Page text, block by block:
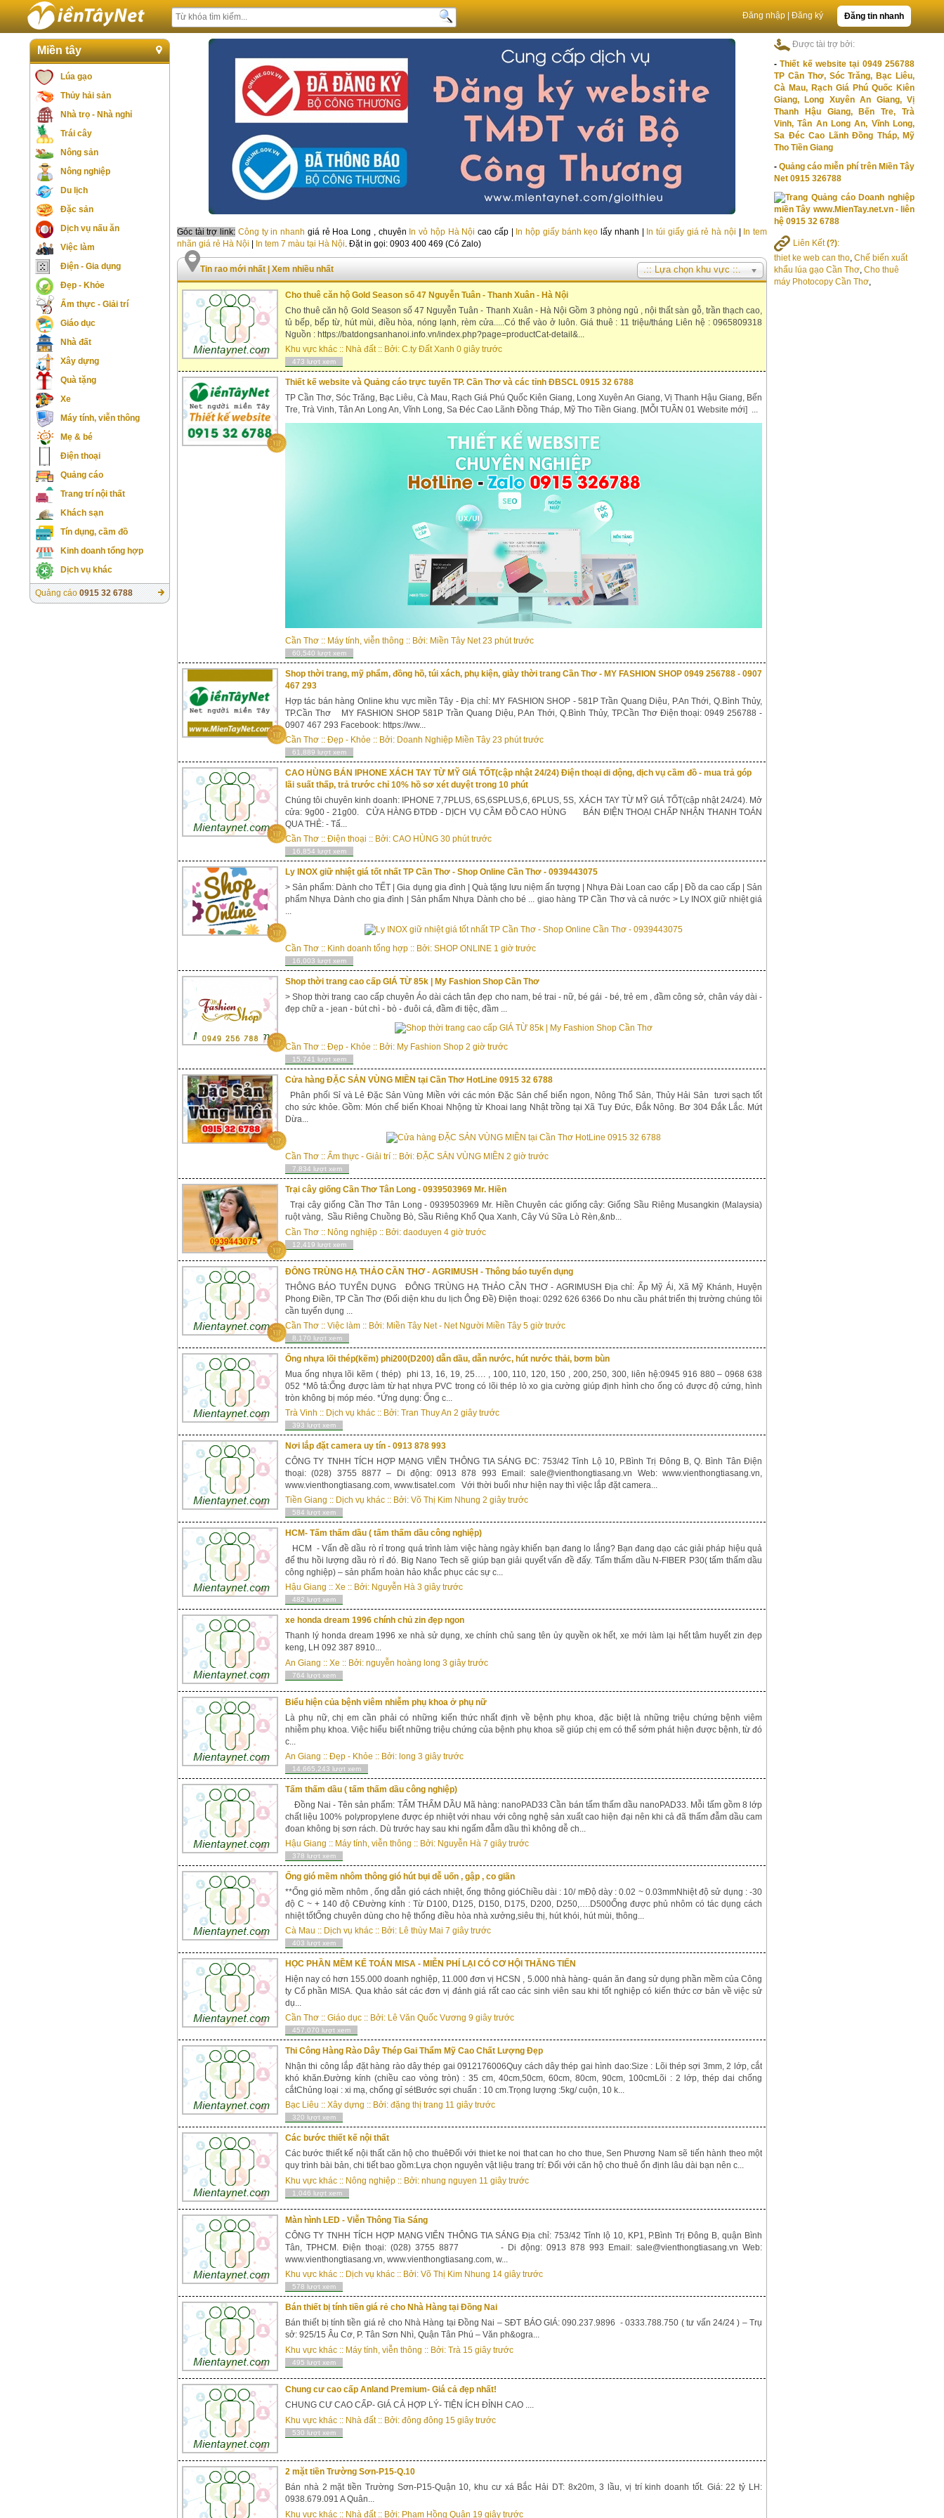
Đăng tin nhanh
Đăng nhập Đăng ký
Miền tây
Lúa gạo
Thủy hải sản
Nhà trọ - Nhà nghỉ
Trái cây
Nông sản
Nông nghiệp
Du lịch
Đặc sản
Dịch vụ nấu ăn
Việc làm
Điện - Gia dụng
Đẹp - Khỏe
Ẩm thực - Giải trí
Giáo dục
Nhà đất
Xây dựng
Quà tặng
Xe
Máy tính, viễn thông
Mẹ & bé
Điện thoại
Quảng cáo
Trang trí nội thất
Khách sạn
Tín dụng, cầm đồ
Kinh doanh tổng hợp
Dịch vụ khác
Quảng cáo 0915 32 6788
Được tài trợ bởi:
-Thiết kế website tại 0949 256788
TP Cần Thơ, Sóc Trăng, Bạc Liêu,
Cà Mau, Rạch Giá Phú Quốc Kiên
Giang, Long Xuyên An Giang, Vị
Thanh Hậu Giang, Bến Tre, Trà
Vinh, Tân An Long An, Vĩnh Long,
Sa Đéc Cao Lãnh Đồng Tháp, Mỹ
Tho Tiền Giang
-Quảng cáo miễn phí trên Miền Tây
Net 0915 326788
Liên Kết(?):
thiet ke web can tho, Chế biến xuất
khẩu lúa gạo Cần Thơ, Cho thuê
máy Photocopy Cần Thơ,
Góc tài trợ link: Công ty in nhanh giá rẻ Hoa Long , chuyên In vỏ hộp Hà Nội cao cấp | In hộp giấy bánh kẹo lấy nhanh | In túi giấy giá rẻ hà nội
In tem
nhãn giá rẻ Hà Nội
In tem 7 màu tại Hà Nội. Đặt in gọi: 0903 400 469 (Có Zalo)
Tin rao mới nhất Xem nhiều nhất .:: Lựa chọn khu vực ::.
Cho thuê căn hộ Gold Season số 47 Nguyễn Tuân - Thanh Xuân - Hà Nội
Cho thuê căn hộ Gold Season số 47 Nguyễn Tuân - Thanh Xuân - Hà Nội Gồm 3 phòng ngủ , nội thất sàn gỗ, trần thạch cao,
tủ bếp, bếp từ, hút mùi, điều hòa, nóng lạnh, rèm cửa.....Có thể vào ở luôn. Giá thuê : 11 triệu/tháng Liên hệ : 0965809318
Nguồn : https://batdongsanhanoi.info.vn/index.php?page=productCat-detail&...
Khu vực khác :: Nhà đất:: Bởi: C.ty Đất Xanh 0 giây trước
473 lượt xem
Thiết kế website và Quảng cáo trực tuyến TP. Cần Thơ và các tỉnh ĐBSCL 0915 32 6788
TP Cần Thơ, Sóc Trăng, Bạc Liêu, Cà Mau, Rạch Giá Phú Quốc Kiên Giang, Long Xuyên An Giang, Vị Thanh Hậu Giang, Bến
Tre, Trà Vinh, Tân An Long An, Vĩnh Long, Sa Đéc Cao Lãnh Đồng Tháp, Mỹ Tho Tiền Giang. [MỖI TUẦN 01 Website mới] ...
Cần Thơ :: Máy tính, viễn thông :: Bởi: Miền Tây Net 23 phút trước
60,540 lượt xem
Shop thời trang, mỹ phẩm, đồng hồ, túi xách, phụ kiện, giày thời trang Cần Thơ - MY FASHION SHOP 0949 256788 - 0907
467 293
Hợp tác bán hàng Online khu vực miền Tây - Địa chỉ: MY FASHION SHOP - 581P Trần Quang Diệu, P.An Thới, Q.Bình Thủy,
TP.Cần Thơ MY FASHION SHOP 581P Trần Quang Diệu, P.An Thới, Q.Bình Thủy, TP.Cần Thơ Điện thoại: 0949 256788 -
0907 467 293 Facebook: https://ww...
Cần Thơ :: Đẹp - Khỏe :: Bởi: Doanh Nghiệp Miền Tây 23 phút trước
61,889 lượt xem
CAO HÙNG BÁN IPHONE XÁCH TAY TỪ MỸ GIÁ TỐT(cập nhật 24/24) Điện thoại di dộng, dịch vụ cầm đồ - mua trả góp
lãi suất thấp, trả trước chỉ 10% hồ sơ xét duyệt trong 10 phút
Chúng tôi chuyên kinh doanh: IPHONE 7,7PLUS, 6S,6SPLUS,6, 6PLUS, 5S, XÁCH TAY TỪ MỸ GIÁ TỐT(cập nhật 24/24). Mở
cửa: 9g00 - 21g00. CỬA HÀNG ĐTDĐ - DỊCH VỤ CẦM ĐỒ CAO HÙNG BÁN ĐIỆN THOẠI CHẤP NHẬN THANH TOÁN
QUA THẺ: - Tấ...
Cần Thơ :: Điện thoại :: Bởi: CAO HÙNG 30 phút trước
16,854 lượt xem
Ly INOX giữ nhiệt giá tốt nhất TP Cần Thơ - Shop Online Cần Thơ - 0939443075
> Sản phẩm: Dành cho TẾT | Gia dụng gia đình | Quà tặng lưu niệm ấn tượng | Nhựa Đài Loan cao cấp | Đồ da cao cấp | Sản
phẩm Nhựa Dành cho gia đình | Sản phẩm Nhựa Dành cho bé ... giao hàng TP Cần Thơ và cả nước > Ly INOX giữ nhiệt giá
...
Cần Thơ :: Kinh doanh tổng hợp :: Bởi: SHOP ONLINE 1 giờ trước
16,003 lượt xem
Shop thời trang cao cấp GIÁ TỪ 85k | My Fashion Shop Cần Thơ
> Shop thời trang cao cấp chuyên Áo dài cách tân đẹp cho nam, bé trai - nữ, bé gái - bé, trẻ em , đầm công sở, chân váy dài -
đẹp chữ a - jean - bút chì - bò - đuôi cá, đầm đi tiệc, đầm ...
Cần Thơ :: Đẹp - Khỏe :: Bởi: My Fashion Shop 2 giờ trước
15,741 lượt xem
Cửa hàng ĐẶC SẢN VÙNG MIỀN tại Cần Thơ HotLine 0915 32 6788
Phân phối Sỉ và Lẻ Đặc Sản Vùng Miền với các món Đặc Sản chế biến ngon, Nông Thổ Sản, Thủy Hải Sản tươi sạch tốt
cho sức khỏe. Gồm: Món chế biến Khoai Nhộng từ Khoai lang Nhật trồng tại Xã Tuy Đức, Đắk Nông. Bơ 304 Đắk Lắc. Mứt
Dừa...
Cần Thơ :: Ẩm thực - Giải trí :: Bởi: ĐẶC SẲN VÙNG MIỀN 2 giờ trước
7,834 lượt xem
Trại cây giống Cần Thơ Tân Long - 0939503969 Mr. Hiền
Trại cây giống Cần Thơ Tân Long - 0939503969 Mr. Hiền Chuyên các giống cây: Giống Sầu Riêng Musangkin (Malaysia)
ruột vàng, Sầu Riêng Chuồng Bò, Sầu Riêng Khổ Qua Xanh, Cây Vú Sữa Lò Rèn,&nb...
Cần Thơ :: Nông nghiệp :: Bởi: daoduyen 4 giờ trước
12,419 lượt xem
ĐÔNG TRÙNG HẠ THẢO CẦN THƠ - AGRIMUSH - Thông báo tuyển dụng
THÔNG BÁO TUYỂN DỤNG ĐÔNG TRÙNG HẠ THẢO CẦN THƠ - AGRIMUSH Địa chỉ: Ấp Mỹ Ái, Xã Mỹ Khánh, Huyện
Phong Điền, TP Cần Thơ (Đối diện khu du lịch Ông Đề) Điện thoại: 0292 626 6366 Do nhu cầu phát triển thị trường chúng tôi
cần tuyển dụng ...
Cần Thơ :: Việc làm :: Bởi: Miền Tây Net - Net Người Miền Tây 5 giờ trước
8,170 lượt xem
Ống nhựa lõi thép(kẽm) phi200(D200) dẫn dầu, dẫn nước, hút nước thải, bơm bùn
Mua ống nhựa lõi kẽm ( thép) phi 13, 16, 19, 25…. , 100, 110, 120, 150 , 200, 250, 300, liên hệ:0945 916 880 – 0968 638
052 *Mô tả:Ống được làm từ hạt nhựa PVC trong có lõi thép lò xo gia cường giúp định hình cho ống có được độ cứng, hình
tròn không bị móp méo. *Ứng dụng: Ống c...
Trà Vinh :: Dịch vụ khác :: Bởi: Tran Thuy An 2 giây trước
393 lượt xem
Nơi lắp đặt camera uy tín - 0913 878 993
CÔNG TY TNHH TÍCH HỢP MẠNG VIỄN THÔNG TIA SÁNG ĐC: 753/42 Tỉnh Lộ 10, P.Bình Trị Đông B, Q. Bình Tân Điện
thoại: (028) 3755 8877 – Di động: 0913 878 993 Email: sale@vienthongtiasang.vn Web: www.vienthongtiasang.vn,
www.vienthongtiasang.com, www.tisatel.com Với thời buổi như hiện nay thì việc lắp đặt camera...
Tiền Giang :: Dịch vụ khác :: Bởi: Võ Thị Kim Nhung 2 giây trước
584 lượt xem
HCM- Tấm thấm dầu ( tấm thấm dầu công nghiệp)
HCM - Vấn đề dầu rò rỉ trong quá trình làm việc hàng ngày khiến bạn đang lo lắng? Bạn đang dạo các giải pháp hiệu quả
để thu hồi lượng dầu rò rỉ đó. Big Nano Tech sẽ giúp bạn giải quyết vấn đề đấy. Tấm thấm dầu N-FIBER P30( tấm thấm dầu
công nghiệp) – sản phẩm hoàn hảo khắc phục các sự c...
Hậu Giang :: Xe :: Bởi: Nguyễn Hà 3 giây trước
482 lượt xem
xe honda dream 1996 chính chủ zin đẹp ngon
Thanh lý honda dream 1996 xe nhà sử dụng, xe chính chủ sang tên ủy quyền ok hết, xe mới làm lại hết tâm huyết zin đẹp
keng, LH 092 387 8910...
An Giang :: Xe :: Bởi: nguyễn hoàng long 3 giây trước
764 lượt xem
Biểu hiện của bệnh viêm nhiễm phụ khoa ở phụ nữ
Là phụ nữ, chị em cần phải có những kiến thức nhất định về bệnh phụ khoa, đặc biệt là những triệu chứng bệnh viêm
nhiễm phụ khoa. Việc hiểu biết những triệu chứng của bệnh phụ khoa sẽ giúp chị em có thể sớm phát hiện được bệnh, từ đó
c...
An Giang :: Đẹp - Khỏe :: Bởi: long 3 giây trước
14,665,243 lượt xem
Tấm thấm dầu ( tấm thấm dầu công nghiệp)
Đồng Nai - Tên sản phẩm: TẤM THẤM DẦU Mã hàng: nanoPAD33 Cần bán tấm thấm dầu nanoPAD33. Mỗi tấm gồm 8 lớp
chất liệu 100% polypropylene được ép nhiệt với nhau với công nghệ sản xuất cao hiện đại nên khi cả đã thấm đẫm dầu cam
đoan không bị sơn rách. Dù trước hay sau khi ngấm đẫm dầu thì không dễ ch...
Hậu Giang :: Máy tính, viễn thông :: Bởi: Nguyễn Hà 7 giây trước
378 lượt xem
Ống gió mềm nhôm thông gió hút bụi dễ uốn , gập , co giãn
**Ống gió mềm nhôm , ống dẫn gió cách nhiệt, ống thông gióChiều dài : 10/ mĐộ dày : 0.02 ~ 0.03mmNhiệt độ sử dụng : -30
độ C ~ + 140 độ CĐường kính : Từ D100, D125, D150, D175, D200, D250,….D500Ống được phủ nhôm có tác dụng cách
nhiệt tốtỐng chuyên dùng cho hệ thống điều hòa nhà xưởng,siêu thị, hút khói, hút mùi, thông...
Cà Mau :: Dịch vụ khác :: Bởi: Lê thùy Mai 7 giây trước
403 lượt xem
HỌC PHẦN MỀM KẾ TOÁN MISA - MIỄN PHÍ LẠI CÓ CƠ HỘI THĂNG TIẾN
Hiện nay có hơn 155.000 doanh nghiệp, 11.000 đơn vị HCSN , 5.000 nhà hàng- quán ăn đang sử dụng phần mềm của Công
ty Cổ phần MISA. Qua khảo sát các đơn vị đánh giá rất cao các sinh viên sau khi tốt nghiệp có kiến thức cơ bản về việc sử
dụ...
Cần Thơ :: Giáo dục :: Bởi: Lê Văn Quốc Vương 9 giây trước
457,070 lượt xem
Thi Công Hàng Rào Dây Thép Gai Thẩm Mỹ Cao Chất Lượng Đẹp
Nhận thi công lắp đặt hàng rào dây thép gai 0912176006Quy cách dây thép gai hình dao:Size : Lõi thép sợi 3mm, 2 lớp, cắt
khó khăn.Đường kính (chiều cao vòng tròn) : 35 cm, 40cm,50cm, 60cm, 80cm, 90cm, 100cmLõi : 2 lớp, thép dai chống
cắtChủng loại : xi mạ, chống gỉ sétBước sợi chuẩn : 10 cm.Trọng lượng :5kg/ cuộn, 10 k...
Bạc Liêu :: Xây dựng :: Bởi: đặng thị trang 11 giây trước
320 lượt xem
Các bước thiết kế nội thất
Các bước thiết kế nội thất căn hộ cho thuêĐối với thiet ke noi that can ho cho thue, Sen Phương Nam sẽ tiến hành theo một
quy trình bài bản, chi tiết bao gồm:Lựa chọn nguyên vật liệu trang trí: Đối với căn hộ cho thuê ổn định lâu dài bạn nên c...
Khu vực khác :: Nông nghiệp :: Bởi: nhung nguyen 11 giây trước
1,046 lượt xem
Màn hình LED - Viễn Thông Tia Sáng
CÔNG TY TNHH TÍCH HỢP MẠNG VIỄN THÔNG TIA SÁNG Địa chỉ: 753/42 Tỉnh lộ 10, KP1, P.Bình Trị Đông B, quận Bình
Tân, TPHCM. Điện thoại: (028) 3755 8877 - Di động: 0913 878 993 Email: sale@vienthongtiasang.vn Web:
www.vienthongtiasang.vn, www.vienthongtiasang.com, w...
Khu vực khác :: Dịch vụ khác :: Bởi: Võ Thị Kim Nhung 14 giây trước
578 lượt xem
Bán thiết bị tính tiền giá rẻ cho Nhà Hàng tại Đồng Nai
Bán thiết bị tính tiền giá rẻ cho Nhà Hàng tại Đồng Nai – SĐT BÁO GIÁ: 090.237.9896 - 0333.788.750 ( tư vấn 24/24 ) – Trụ
sở: 925/15 Âu Cơ, P. Tân Sơn Nhì, Quận Tân Phú – Văn ph&ogra...
Khu vực khác :: Máy tính, viễn thông :: Bởi: Trà 15 giây trước
495 lượt xem
Chung cư cao cấp Anland Premium- Giá cả đẹp nhất!
CHUNG CƯ CAO CẤP- GIÁ CẢ HỢP LÝ- TIỆN ÍCH ĐỈNH CAO ....
Khu vực khác :: Nhà đất:: Bởi: đông đông 15 giây trước
530 lượt xem
2 mặt tiền Trường Sơn-P15-Q.10
Bán nhà 2 mặt tiền Trường Sơn-P15-Quận 10, khu cư xá Bắc Hải DT: 8x20m, 3 lầu, vị trí kinh doanh tốt. Giá: 22 tỷ LH:
0938.679.091 A Quân...
Khu vực khác :: Nhà đất:: Bởi: Phạm Hồng Quân 19 giây trước